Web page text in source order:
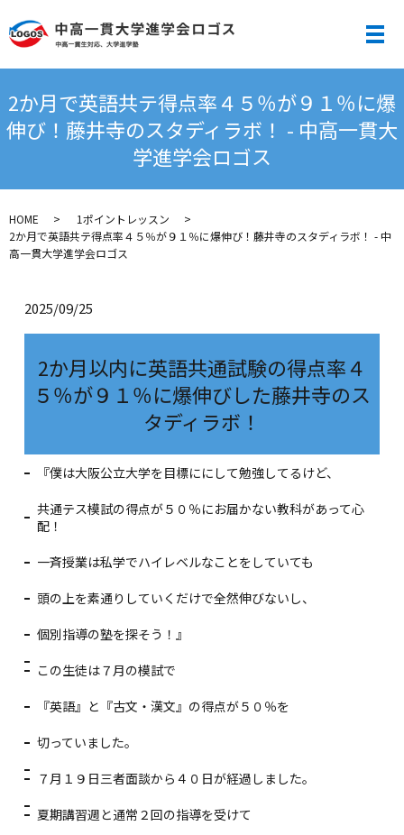
メ
2か月で英語共テ得点率４５％が９１％に爆
伸び！藤井寺のスタディラボ！ - 中高一貫大
学進学会ロゴス
HOME
1ポイントレッスン
2か月で英語共テ得点率４５％が９１％に爆伸び！藤井寺のスタディラボ！ - 中
高一貫大学進学会ロゴス
2025/09/25
2か月以内に英語共通試験の得点率４
５％が９１％に爆伸びした藤井寺のス
タディラボ！
『僕は大阪公立大学を目標ににして勉強してるけど、
共通テス模試の得点が５０％にお届かない教科があって心
配！
一斉授業は私学でハイレベルなことをしていても
頭の上を素通りしていくだけで全然伸びないし、
個別指導の塾を探そう！』
この生徒は７月の模試で
『英語』と『古文・漢文』の得点が５０％を
切っていました。
７月１９日三者面談から４０日が経過しました。
夏期講習週と通常２回の指導を受けて